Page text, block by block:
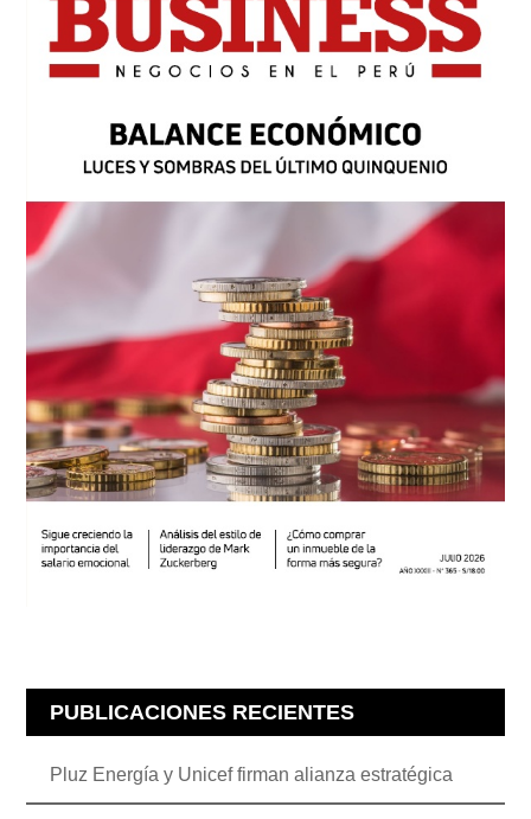
PUBLICACIONES RECIENTES
Pluz Energía y Unicef firman alianza estratégica